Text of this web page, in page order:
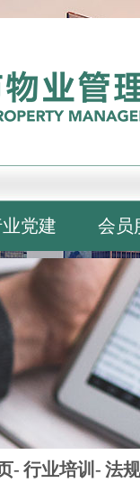
党建 会员
- 行业培训- 法